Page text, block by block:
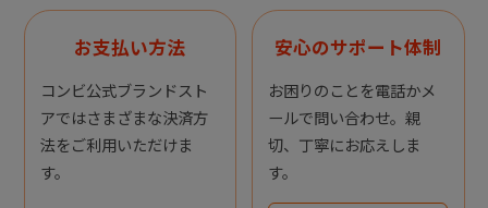
お支払い方法
コンビ公式ブランドスト
アではさまざまな決済方
法をご利用いただけま
す。
安心のサポート体制
お困りのことを電話かメ
ールで問い合わせ。親
切、丁寧にお応えしま
す。